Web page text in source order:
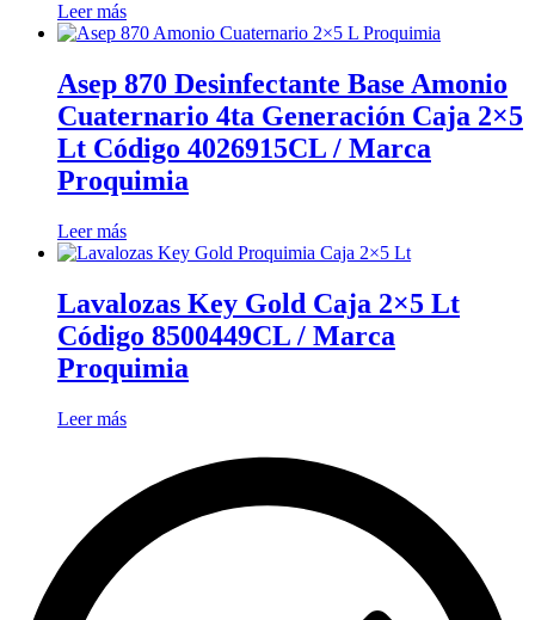
Leer más
Asep 870 Desinfectante Base Amonio
Cuaternario 4ta Generación Caja 2×5
Lt Código 4026915CL / Marca
Proquimia
Leer más
Lavalozas Key Gold Caja 2×5 Lt
Código 8500449CL / Marca
Proquimia
Leer más